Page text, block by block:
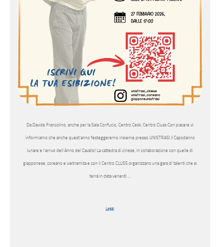
Da Davide Francolino, anche per la Sala Confucio, Centro Cesk, Centro Cluss Con piacere vi
informiamo che anche quest’anno festeggeremo insieme presso UNISTRASI il Capodanno
lunare e l’arrivo dell’Anno del Cavallo! La cattedra di cinese, in collaborazione con quelle di
giapponese, coreano e vietnamita e con il Centro CLUSS organizzano una gara di talenti che si
terrà in data venerdì …
Leggi